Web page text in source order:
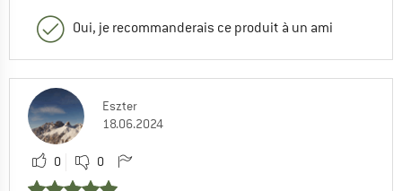
Oui, je recommanderais ce produit à un ami
Eszter
18.06.2024
0 0